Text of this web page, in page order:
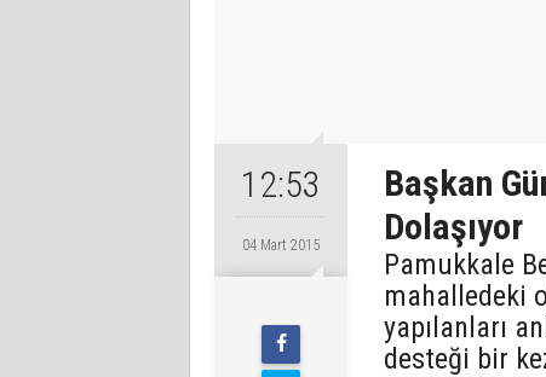
12:53
04 Mart 2015
Başkan
Dolaşıyor
Pamukkale
mahalledeki
yapılanları
desteği bir